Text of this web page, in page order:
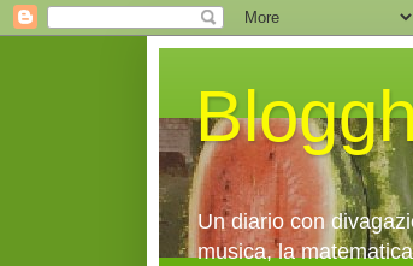
Un diario con
musica, la